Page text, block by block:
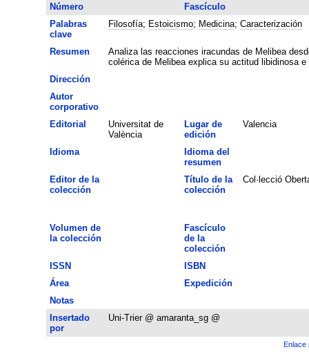
Número
Fascículo
Palabras
clave
Filosofía; Estoicismo; Medicina; Caracterización
Resumen
Analiza las reacciones iracundas de Melibea
colérica de Melibea explica su actitud libidinosa e
Dirección
Autor
corporativo
Editorial
Universitat de
València
Lugar de
edición
Valencia
Idioma
Idioma del
resumen
Editor de la
colección
Título de la
colección
Col·lecció
Volumen de
la colección
Fascículo
de la
colección
ISSN
ISBN
Área
Expedición
Notas
Insertado
por
Uni-Trier @ amaranta_sg @
Enlace